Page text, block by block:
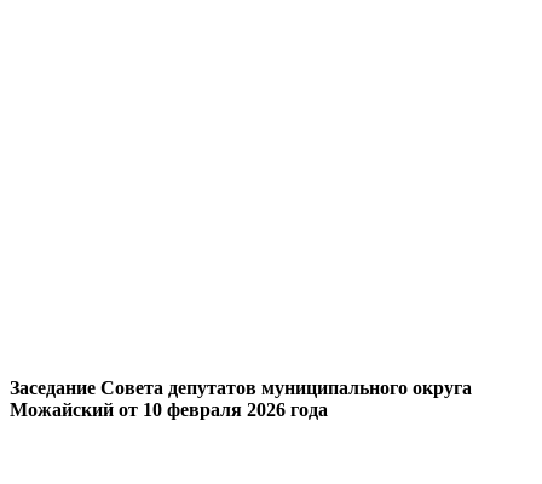
Заседание Совета депутатов муниципального округа
Можайский от 10 февраля 2026 года